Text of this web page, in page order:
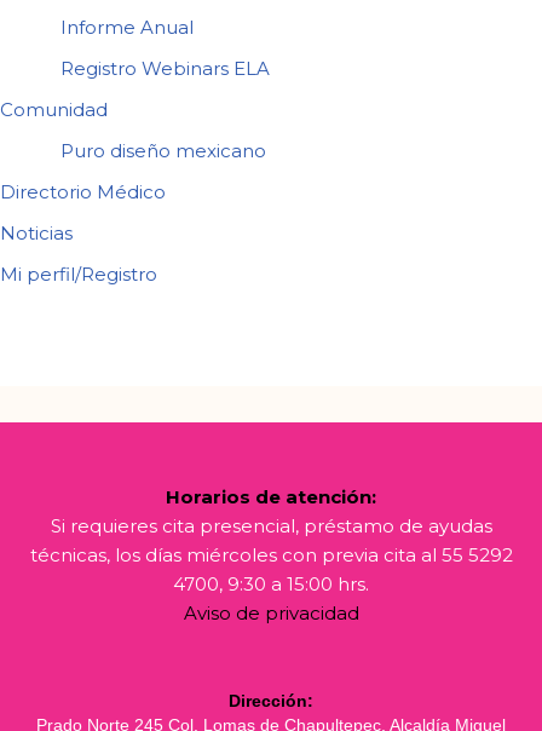
Informe Anual
Registro Webinars ELA
Comunidad
Puro diseño mexicano
Directorio Médico
Noticias
Mi perfil/Registro
Horarios de atención:
Si requieres cita presencial, préstamo de ayudas
técnicas, los días miércoles con previa cita al 55 5292
4700, 9:30 a 15:00 hrs.
Aviso de privacidad
Dirección:
Prado Norte 245 Col. Lomas de Chapultepec, Alcaldía Miguel